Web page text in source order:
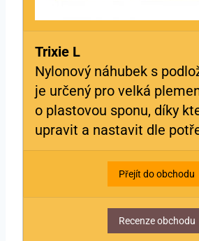
Trixie L
Nylonový náhubek s
je určený pro velká
o plastovou sponu, díky
upravit a nastavit dle
Přejít do obchodu
Recenze obchodu